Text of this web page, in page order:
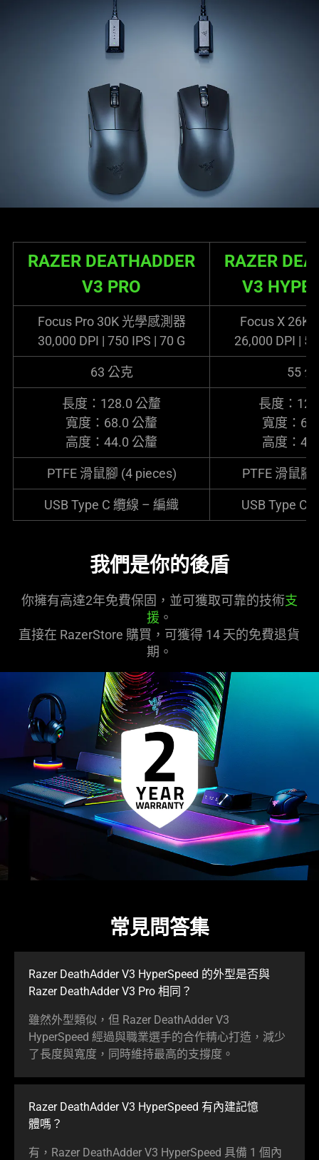
RAZER DEATHADDER
V3 PRO
RAZER
V3
Focus Pro 30K 光學感測器
30,000 DPI | 750 IPS | 70 G
Focus X 26K
26,000 DPI |
63 公克 55
長度：128.0 公釐
寬度：68.0 公釐
高度：44.0 公釐
長度：
寬度：
高度：
PTFE 滑鼠腳 (4 pieces) PTFE 滑鼠腳
USB Type C 纜線 – 編織 USB Type C
我們是你的後盾
你擁有高達2年免費保固，並可獲取可靠的技術支
援。
直接在 RazerStore 購買，可獲得 14 天的免費退貨
期。
常見問答集
Razer DeathAdder V3 HyperSpeed 的外型是否與
Razer DeathAdder V3 Pro 相同 ？
雖然外型類似，但 Razer DeathAdder V3
HyperSpeed 經過與職業選手的合作精心打造，減少
了長度與寬度，同時維持最高的支撐度 。
Razer DeathAdder V3 HyperSpeed 有內建記憶
體嗎 ？
有，Razer DeathAdder V3 HyperSpeed 具備 1 個內